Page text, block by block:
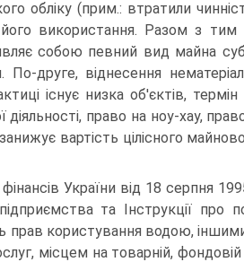
обліку (прим.: втратили
використання. Разом з тим
собою певний вид майна
друге, віднесення
існує низка об'єктів,
діяльності, право на ноу-хау,
занижує вартість цілісного
фінансів України від 18 серпня
та Інструкції про
прав користу­вання водою,
місцем на товарній,